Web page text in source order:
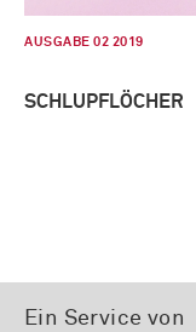
AUSGABE 02 2019
SCHLUPFLÖCHER
Ein Service von